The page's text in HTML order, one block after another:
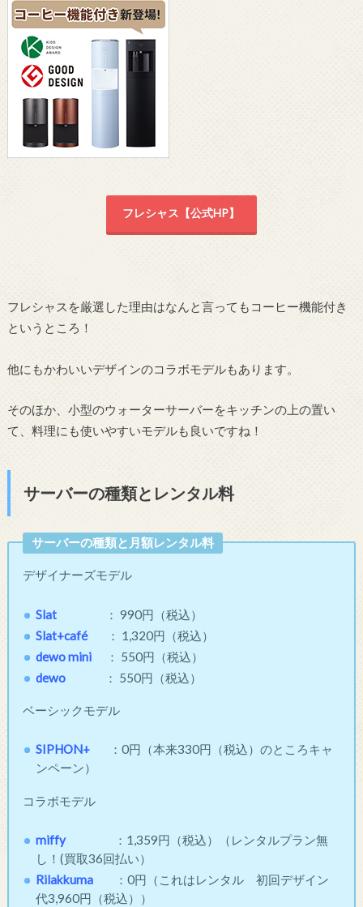
フレシャス【公式HP】
フレシャスを厳選した理由はなんと言ってもコーヒー機能付き
というところ！
他にもかわいいデザインのコラボモデルもあります。
そのほか、小型のウォーターサーバーをキッチンの上の置い
て、料理にも使いやすいモデルも良いですね！
サーバーの種類とレンタル料
サーバーの種類と月額レンタル料
デザイナーズモデル
Slat： 990円（税込）
Slat+café： 1,320円（税込）
dewo mini
： 550円（税込）
dewo
： 550円（税込）
ベーシックモデル
SIPHON+
：0円（本来330円（税込）のところキャ
ンペーン）
コラボモデル
miffy：1,359円（税込）（レンタルプラン無
し！(買取36回払い）
Rilakkuma
：0円（これはレンタル 初回デザイン
代3,960円（税込））